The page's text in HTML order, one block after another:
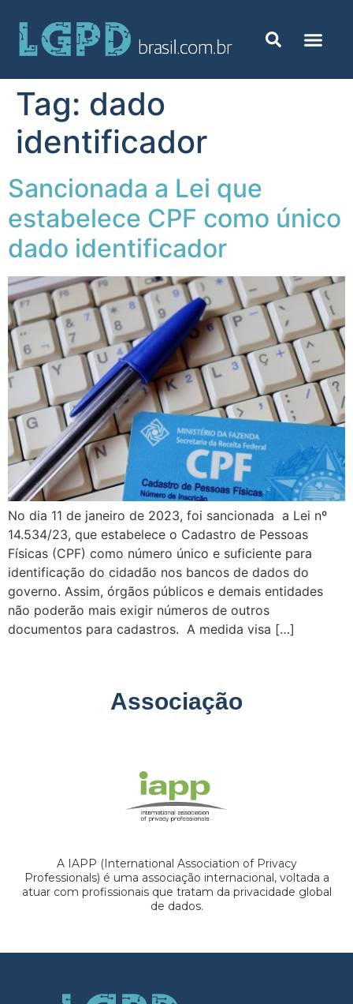
Tag: dado
identificador
Sancionada a Lei que
estabelece CPF como único
dado identificador
No dia 11 de janeiro de 2023, foi sancionada a Lei nº
14.534/23, que estabelece o Cadastro de Pessoas
Físicas (CPF) como número único e suficiente para
identificação do cidadão nos bancos de dados do
governo. Assim, órgãos públicos e demais entidades
não poderão mais exigir números de outros
documentos para cadastros. A medida visa […]
Associação
A IAPP (International Association of Privacy
Professionals) é uma associação internacional, voltada a
atuar com profissionais que tratam da privacidade global
de dados.